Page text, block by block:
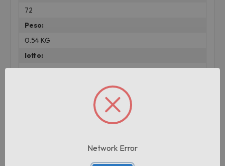
72
Peso:
0.54 KG
lotto:
001
Prodotti correlati
Network Error